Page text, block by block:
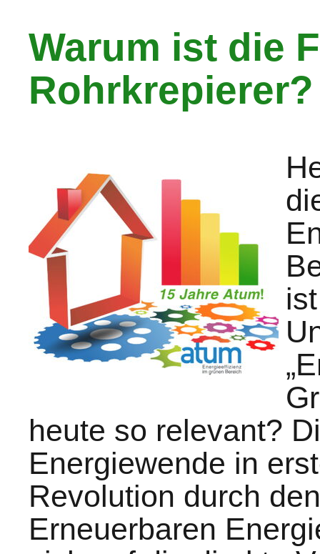
Warum ist die
Rohrkrepierer?
heute so relevant?
Energiewende in
Revolution durch
Erneuerbaren